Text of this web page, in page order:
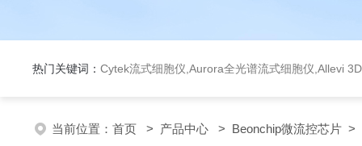
热门关键词： Cytek流式细胞仪,Aurora全光谱流式细胞仪,Allevi
当前位置： 首页 > 产品中心 > Beonchip微流控芯片 >